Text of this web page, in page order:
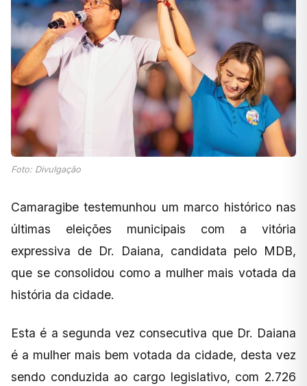
Foto: Divulgação
Camaragibe testemunhou um marco histórico nas
últimas eleições municipais com a vitória
expressiva de Dr. Daiana, candidata pelo MDB,
que se consolidou como a mulher mais votada da
história da cidade.
Esta é a segunda vez consecutiva que Dr. Daiana
é a mulher mais bem votada da cidade, desta vez
sendo conduzida ao cargo legislativo, com 2.726